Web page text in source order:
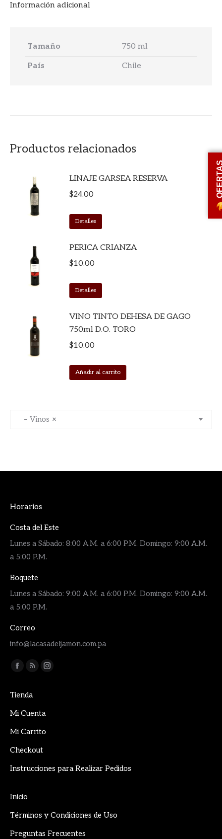
Información adicional
Tamaño 750 ml
País Chile
Productos relacionados
LINAJE GARSEA RESERVA
$24.00
Detalles
PERICA CRIANZA
$10.00
Detalles
VINO TINTO DEHESA DE GAGO
750ml D.O. TORO
$10.00
Añadir al carrito
×
– Vinos
Horarios
Costa del Este
Lunes a Sábado: 8:00 A.M. a 6:00 P.M. Domingo: 9:00 A.M.
a 5:00 P.M.
Boquete
Lunes a Sábado: 9:00 A.M. a 6:00 P.M. Domingo: 9:00 A.M.
a 5:00 P.M.
Correo
info@lacasadeljamon.com.pa
Encuéntranos en:
Facebook
opens
in
window
Rss
opens
in
window
Instagram
Tienda
Mi Cuenta
Mi Carrito
Checkout
Instrucciones para Realizar Pedidos
Inicio
Términos y Condiciones de Uso
Preguntas Frecuentes